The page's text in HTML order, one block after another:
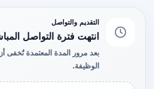
التقديم والتواصل
انتهت فترة التواصل
بعد مرور المدة المعتمدة تُخفى
الوظيفة.